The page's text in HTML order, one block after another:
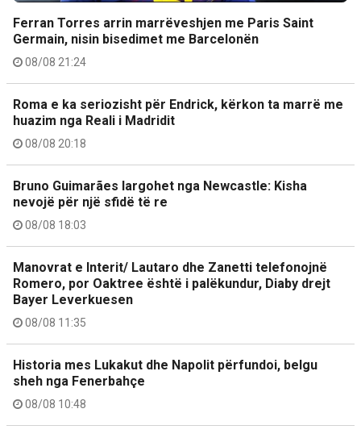
Ferran Torres arrin marrëveshjen me Paris Saint
Germain, nisin bisedimet me Barcelonën
08/08 21:24
Roma e ka seriozisht për Endrick, kërkon ta marrë me
huazim nga Reali i Madridit
08/08 20:18
Bruno Guimarães largohet nga Newcastle: Kisha
nevojë për një sfidë të re
08/08 18:03
Manovrat e Interit/ Lautaro dhe Zanetti telefonojnë
Romero, por Oaktree është i palëkundur, Diaby drejt
Bayer Leverkuesen
08/08 11:35
Historia mes Lukakut dhe Napolit përfundoi, belgu
sheh nga Fenerbahçe
08/08 10:48